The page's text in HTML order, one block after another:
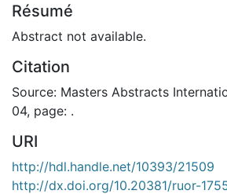
Résumé
Abstract not available.
Citation
Source: Masters Abstracts
04, page: .
URI
http://hdl.handle.net/10393/21509
http://dx.doi.org/10.20381/ruor-